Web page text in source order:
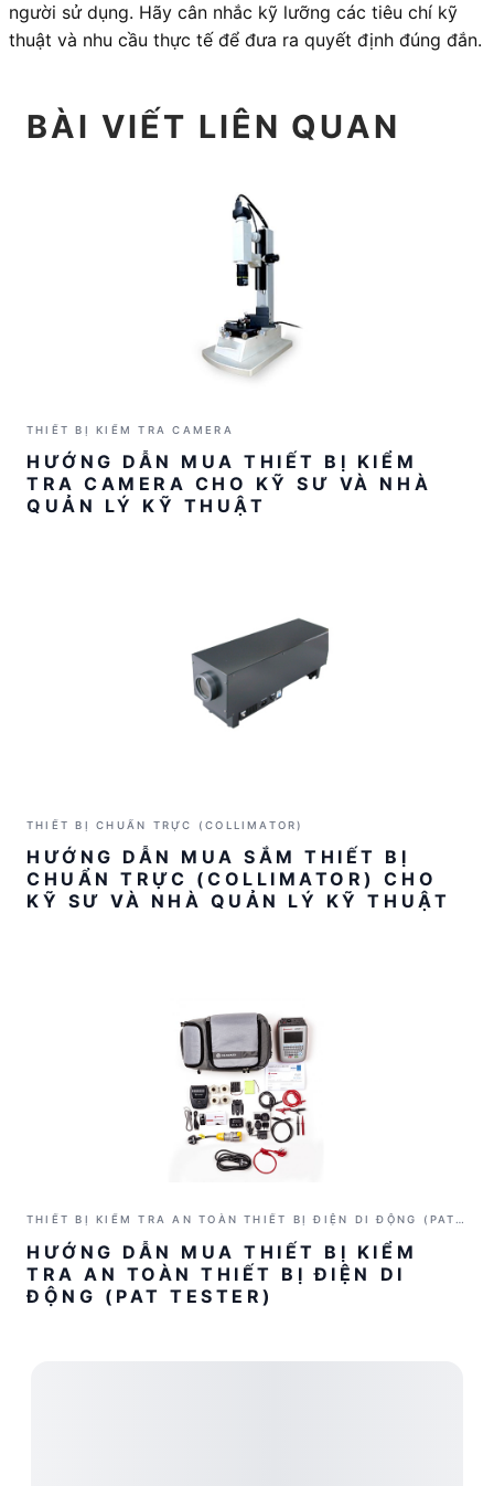
người sử dụng. Hãy cân nhắc kỹ lưỡng các tiêu chí kỹ
thuật và nhu cầu thực tế để đưa ra quyết định đúng đắn.
BÀI VIẾT LIÊN QUAN
THIẾT BỊ KIỂM TRA CAMERA
HƯỚNG DẪN MUA THIẾT BỊ KIỂM
TRA CAMERA CHO KỸ SƯ VÀ NHÀ
QUẢN LÝ KỸ THUẬT
THIẾT BỊ CHUẨN TRỰC (COLLIMATOR)
HƯỚNG DẪN MUA SẮM THIẾT BỊ
CHUẨN TRỰC (COLLIMATOR) CHO
KỸ SƯ VÀ NHÀ QUẢN LÝ KỸ THUẬT
THIẾT BỊ KIỂM TRA AN TOÀN THIẾT BỊ ĐIỆN DI ĐỘNG (PAT
HƯỚNG DẪN MUA THIẾT BỊ KIỂM
TRA AN TOÀN THIẾT BỊ ĐIỆN DI
ĐỘNG (PAT TESTER)